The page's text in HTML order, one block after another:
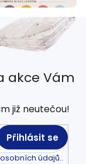
akce Vám
již neutečou!
údajů..
Přihlásit se